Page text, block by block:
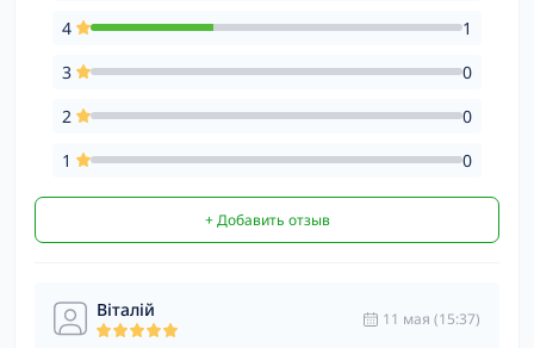
4
1
3
0
2
0
1
0
+ Добавить отзыв
Віталій 11 мая (15:37)